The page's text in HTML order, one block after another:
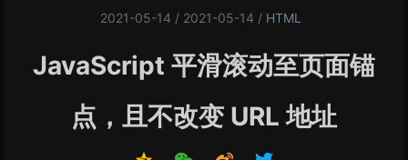
2021-05-14 / 2021-05-14 / HTML
JavaScript 平滑滚动至页面锚
点，且不改变 URL 地址